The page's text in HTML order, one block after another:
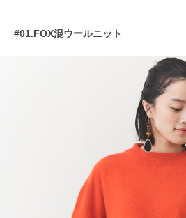
#01.FOX混ウールニット